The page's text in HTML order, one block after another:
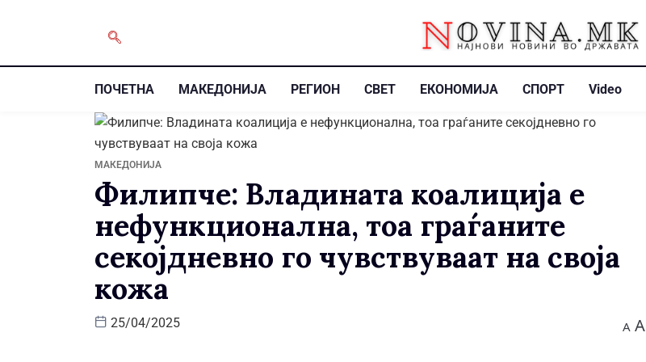
ПОЧЕТНА МАКЕДОНИЈА РЕГИОН СВЕТ ЕКОНОМИЈА СПОРТ Video
МАКЕДОНИЈА
Филипче: Владината коалиција е
нефункционална, тоа граѓаните
секојдневно го чувствуваат на своја
кожа
25/04/2025 A A